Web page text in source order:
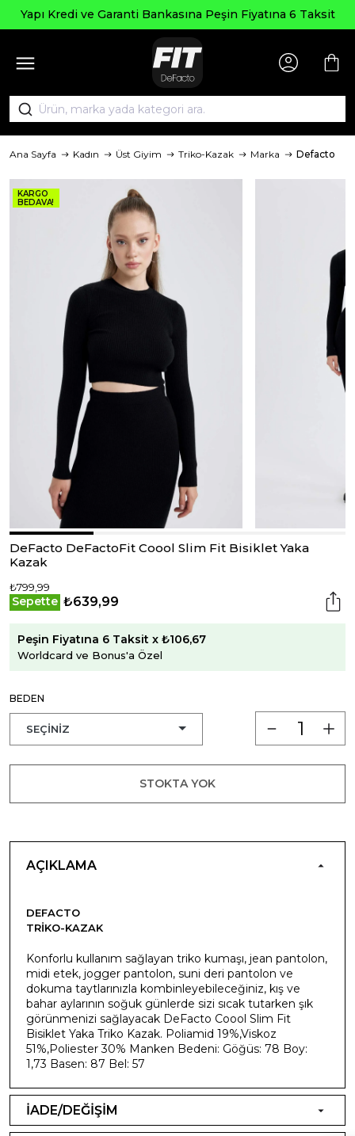
Yapı Kredi ve Garanti Bankasına Peşin Fiyatına 6 Taksit
Ana Sayfa Kadın Üst Giyim Triko-Kazak Marka Defacto
KARGO
BEDAVA!
DeFacto DeFactoFit Coool Slim Fit Bisiklet Yaka
Kazak
₺799,99
Sepette ₺639,99
Peşin Fiyatına 6 Taksit x ₺106,67
Worldcard ve Bonus'a Özel
BEDEN
STOKTA YOK
AÇIKLAMA
DEFACTO
TRIKO-KAZAK
Konforlu kullanım sağlayan triko kumaşı, jean pantolon,
midi etek, jogger pantolon, suni deri pantolon ve
dokuma taytlarınızla kombinleyebileceğiniz, kış ve
bahar aylarının soğuk günlerde sizi sıcak tutarken şık
görünmenizi sağlayacak DeFacto Coool Slim Fit
Bisiklet Yaka Triko Kazak. Poliamid 19%,Viskoz
51%,Poliester 30% Manken Bedeni: Göğüs: 78 Boy:
1,73 Basen: 87 Bel: 57
İADE/DEĞİŞİM